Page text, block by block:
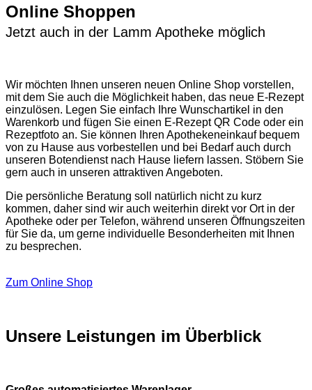
Online Shoppen
Jetzt auch in der Lamm Apotheke möglich
Wir möchten Ihnen unseren neuen Online Shop vorstellen,
mit dem Sie auch die Möglichkeit haben, das neue E-Rezept
einzulösen. Legen Sie einfach Ihre Wunschartikel in den
Warenkorb und fügen Sie einen E-Rezept QR Code oder ein
Rezeptfoto an. Sie können Ihren Apothekeneinkauf bequem
von zu Hause aus vorbestellen und bei Bedarf auch durch
unseren Botendienst nach Hause liefern lassen. Stöbern Sie
gern auch in unseren attraktiven Angeboten.
Die persönliche Beratung soll natürlich nicht zu kurz
kommen, daher sind wir auch weiterhin direkt vor Ort in der
Apotheke oder per Telefon, während unseren Öffnungszeiten
für Sie da, um gerne individuelle Besonderheiten mit Ihnen
zu besprechen.
Zum Online Shop
Unsere Leistungen im Überblick